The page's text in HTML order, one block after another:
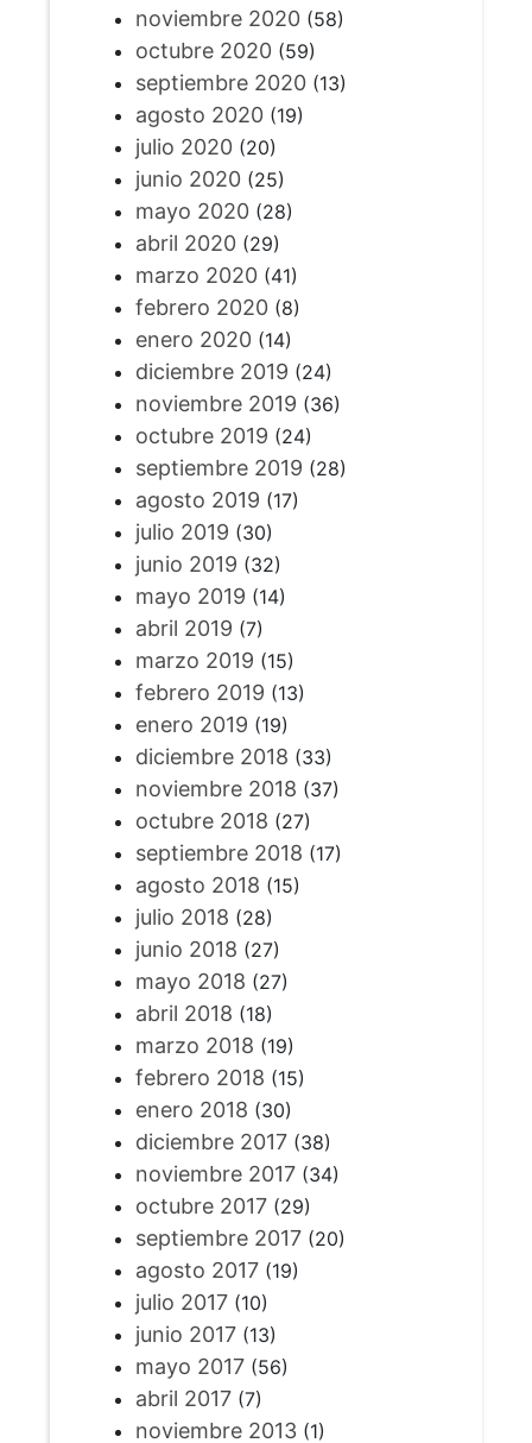
noviembre 2020(58)
octubre 2020(59)
septiembre 2020(13)
agosto 2020(19)
julio 2020(20)
junio 2020(25)
mayo 2020(28)
abril 2020(29)
marzo 2020(41)
febrero 2020(8)
enero 2020(14)
diciembre 2019 (24)
noviembre 2019 (36)
octubre 2019 (24)
septiembre 2019 (28)
agosto 2019 (17)
julio 2019 (30)
junio 2019 (32)
mayo 2019 (14)
abril 2019 (7)
marzo 2019 (15)
febrero 2019 (13)
enero 2019 (19)
diciembre 2018 (33)
noviembre 2018 (37)
octubre 2018 (27)
septiembre 2018 (17)
agosto 2018 (15)
julio 2018 (28)
junio 2018 (27)
mayo 2018 (27)
abril 2018 (18)
marzo 2018 (19)
febrero 2018 (15)
enero 2018 (30)
diciembre 2017(38)
noviembre 2017(34)
octubre 2017(29)
septiembre 2017(20)
agosto 2017(19)
julio 2017(10)
junio 2017(13)
mayo 2017(56)
abril 2017(7)
noviembre 2013(1)